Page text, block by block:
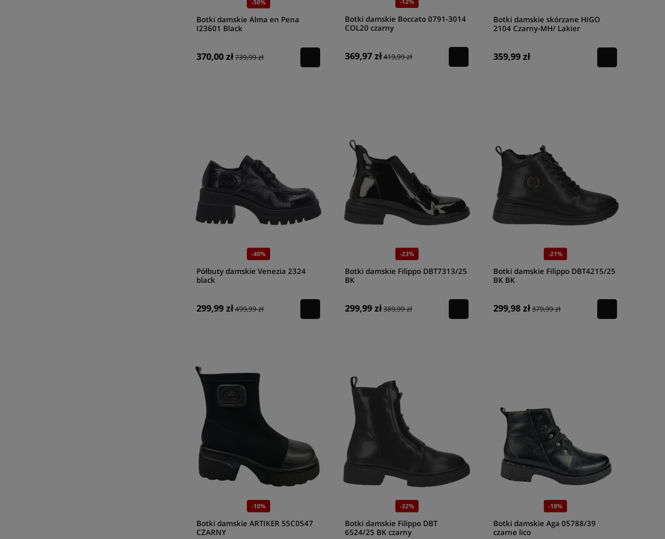
-50%
Botki damskie Alma en Pena
I23601 Black
370,00 zł739,99 zł
Botki damskie Boccato 0791-3014
COL20 czarny
369,97 zł419,99 zł
Botki damskie skórzane HIGO
2104 Czarny-MH/ Lakier
359,99 zł
-40%
Półbuty damskie Venezia 2324
black
299,99 zł499,99 zł
-23%
Botki damskie Filippo DBT7313/25
BK
299,99 zł389,99 zł
-21%
Botki damskie Filippo DBT4215/25
BK BK
299,98 zł379,99 zł
-10%
Botki damskie ARTIKER 55C0547
CZARNY
-32%
Botki damskie Filippo DBT
6524/25 BK czarny
-18%
Botki damskie Aga 05788/39
czarne lico